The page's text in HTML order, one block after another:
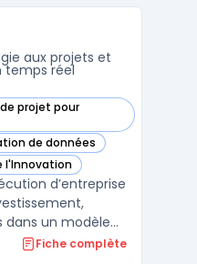
aux projets et
temps réel
projet pour
catégorie
de données
catégorie
l'Innovation
catégorie
d’entreprise
dans un modèle
la gestion de
Fiche complète